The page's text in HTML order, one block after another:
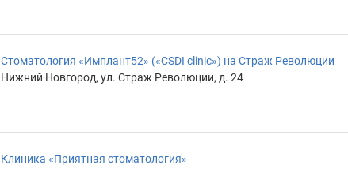
Стоматология «Имплант52» («CSDI clinic») на Страж Революции
Нижний Новгород, ул. Страж Революции, д. 24
Клиника «Приятная стоматология»